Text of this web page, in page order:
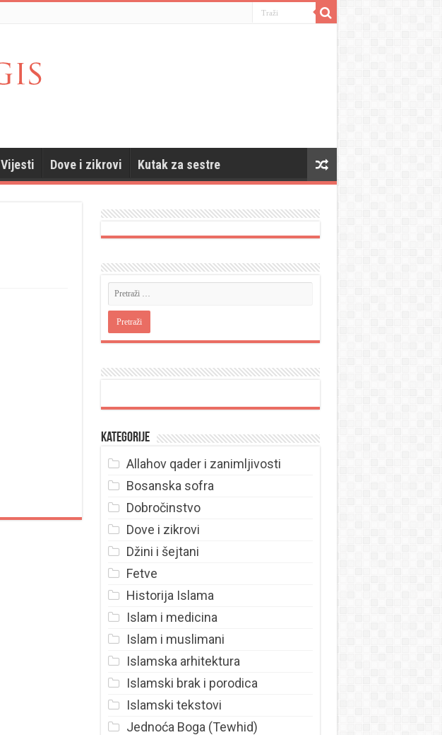
Vijesti Dove i zikrovi Kutak za sestre
Kategorije
Allahov qader i zanimljivosti
Bosanska sofra
Dobročinstvo
Dove i zikrovi
Džini i šejtani
Fetve
Historija Islama
Islam i medicina
Islam i muslimani
Islamska arhitektura
Islamski brak i porodica
Islamski tekstovi
Jednoća Boga (Tewhid)